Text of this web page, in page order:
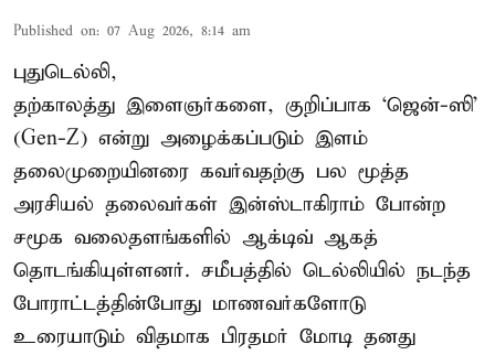
Published on: 07 Aug 2026, 8:14 am
புதுடெல்லி,
தற்காலத்து இளைஞர்களை, குறிப்பாக ‘ஜென்-ஸி’
(Gen-Z) என்று அழைக்கப்படும் இளம்
தலைமுறையினரை கவர்வதற்கு பல மூத்த
அரசியல் தலைவர்கள் இன்ஸ்டாகிராம் போன்ற
சமூக வலைதளங்களில் ஆக்டிவ் ஆகத்
தொடங்கியுள்ளனர். சமீபத்தில் டெல்லியில் நடந்த
போராட்டத்தின்போது மாணவர்களோடு
உரையாடும் விதமாக பிரதமர் மோடி தனது